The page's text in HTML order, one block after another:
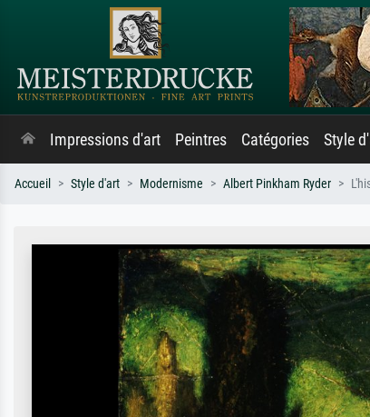
Impressions d'art Peintres Catégories Style
Accueil Style d'art Modernisme Albert Pinkham Ryder